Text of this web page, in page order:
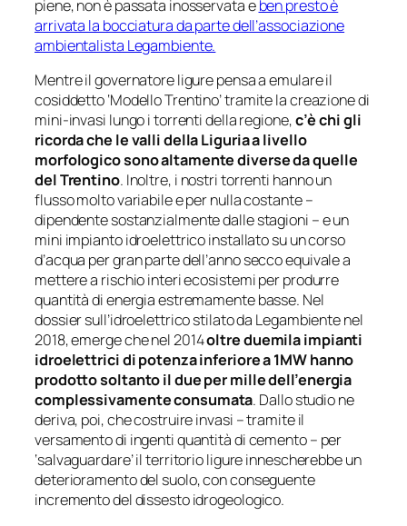
piene, non è passata inosservata eben presto è
arrivata la bocciatura da parte dell’associazione
ambientalista Legambiente.
Mentre il governatore ligure pensa a emulare il
cosiddetto ‘Modello Trentino’ tramite la creazione di
mini-invasi lungo i torrenti della regione,c’è chi gli
ricorda che le valli della Liguria a livello
morfologico sono altamente diverse da quelle
del Trentino. Inoltre, i nostri torrenti hanno un
flusso molto variabile e per nulla costante –
dipendente sostanzialmente dalle stagioni – e un
mini impianto idroelettrico installato su un corso
d’acqua per gran parte dell’anno secco equivale a
mettere a rischio interi ecosistemi per produrre
quantità di energia estremamente basse. Nel
dossier sull’idroelettrico stilato da Legambiente nel
2018, emerge che nel 2014oltre duemila impianti
idroelettrici di potenza inferiore a 1MW hanno
prodotto soltanto il due per mille dell’energia
complessivamente consumata. Dallo studio ne
deriva, poi, che costruire invasi – tramite il
versamento di ingenti quantità di cemento – per
‘salvaguardare’ il territorio ligure innescherebbe un
deterioramento del suolo, con conseguente
incremento del dissesto idrogeologico.